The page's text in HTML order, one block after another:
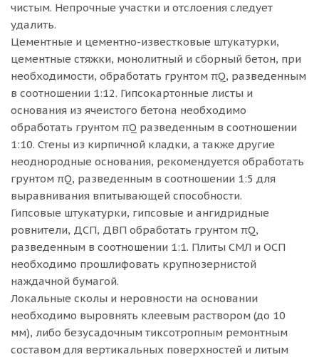
чистым. Непрочные участки и отслоения следует
удалить.
Цементные и цементно-известковые штукатурки,
цементные стяжки, монолитный и сборный бетон, при
необходимости, обработать грунтом πQ, разведенным
в соотношении 1:12. Гипсокартонные листы и
основания из ячеистого бетона необходимо
обработать грунтом πQ разведенным в соотношении
1:10. Стены из кирпичной кладки, а также другие
неоднородные основания, рекомендуется обработать
грунтом πQ, разведенным в соотношении 1:5 для
выравнивания впитывающей способности.
Гипсовые штукатурки, гипсовые и ангидридные
ровнители, ДСП, ДВП обработать грунтом πQ,
разведенным в соотношении 1:1. Плиты СМЛ и ОСП
необходимо прошлифовать крупнозернистой
наждачной бумагой.
Локальные сколы и неровности на основании
необходимо выровнять клеевым раствором (до 10
мм), либо безусадочным тиксотропным ремонтным
составом для вертикальных поверхностей и литым